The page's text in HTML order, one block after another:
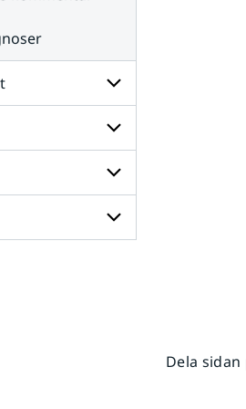
Undersidor
för
Radar
och
satellit
Undersidor
för
Väder
till
havs
Undersidor
för
Dela sidan